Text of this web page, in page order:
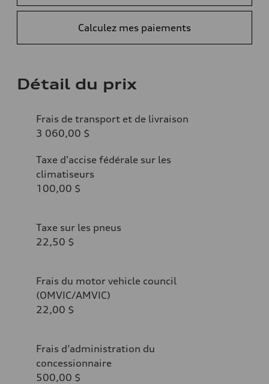
Calculez mes paiements
Détail du prix
Frais de transport et de livraison
3 060,00 $
Taxe d'accise fédérale sur les
climatiseurs
100,00 $
Taxe sur les pneus
22,50 $
Frais du motor vehicle council
(OMVIC/AMVIC)
22,00 $
Frais d’administration du
concessionnaire
500,00 $